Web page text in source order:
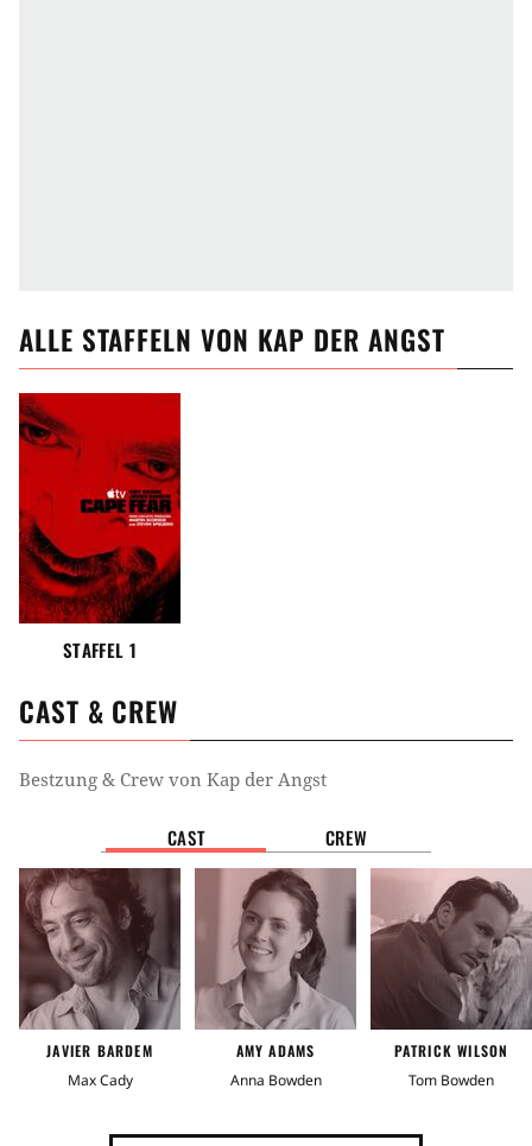
ALLE STAFFELN VON KAP DER ANGST
STAFFEL 1
CAST & CREW
Bestzung & Crew von Kap der Angst
CAST CREW
JAVIER BARDEM
Max Cady
AMY ADAMS
Anna Bowden
PATRICK WILSON
Tom Bowden